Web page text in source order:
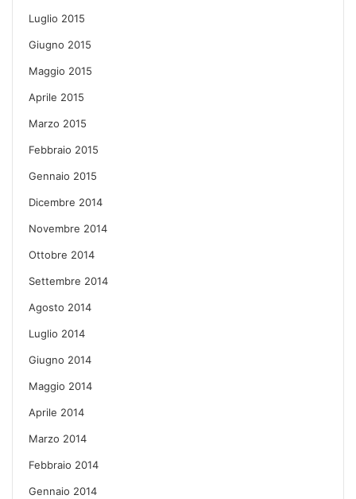
Luglio 2015
Giugno 2015
Maggio 2015
Aprile 2015
Marzo 2015
Febbraio 2015
Gennaio 2015
Dicembre 2014
Novembre 2014
Ottobre 2014
Settembre 2014
Agosto 2014
Luglio 2014
Giugno 2014
Maggio 2014
Aprile 2014
Marzo 2014
Febbraio 2014
Gennaio 2014